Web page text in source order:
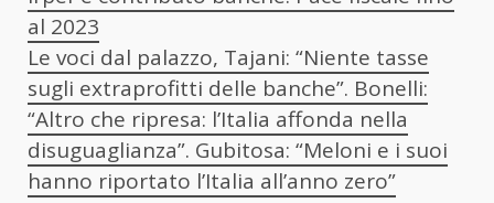
al 2023
Le voci dal palazzo, Tajani: “Niente tasse
sugli extraprofitti delle banche”. Bonelli:
“Altro che ripresa: l’Italia affonda nella
disuguaglianza”. Gubitosa: “Meloni e i suoi
hanno riportato l’Italia all’anno zero”